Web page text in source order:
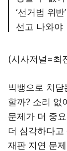
‘선거법 위
선고 나와야
(시사저널=최
빅뱅으로 치
할까? 소리 없
문제가 더 중
더 심각하다고
재판 지연 문